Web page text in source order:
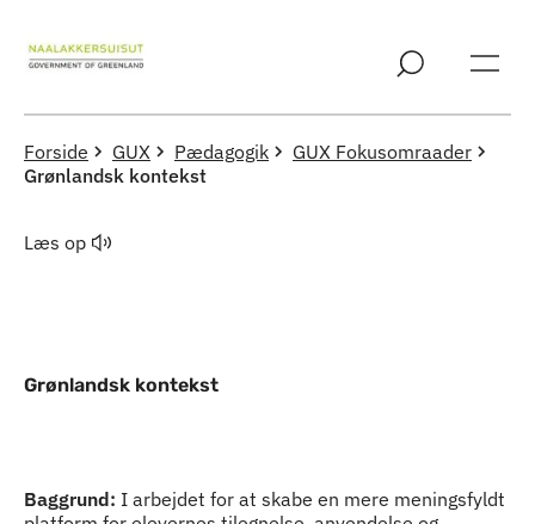
Forside GUX Pædagogik
GUX Fokusomraader
Grønlandsk kontekst
Læs op
Grønlandsk kontekst
Indhold
Baggrund: I arbejdet for at skabe en mere meningsfyldt